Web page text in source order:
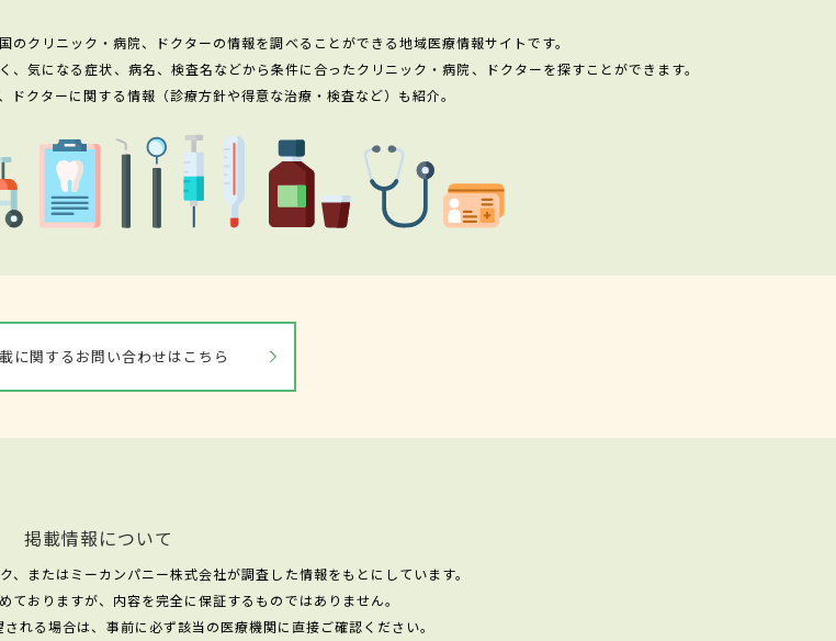
クリニック・病院、ドクターの情報を調べることができる地域医療情報サイトです。
気になる症状、病名、検査名などから条件に合ったクリニック・病院、ドクターを探すことができます。
ドクターに関する情報（診療方針や得意な治療・検査など）も紹介。
に関するお問い合わせはこちら
掲載情報について
またはミーカンパニー株式会社が調査した情報をもとにしています。
ておりますが、内容を完全に保証するものではありません。
れる場合は、事前に必ず該当の医療機関に直接ご確認ください。